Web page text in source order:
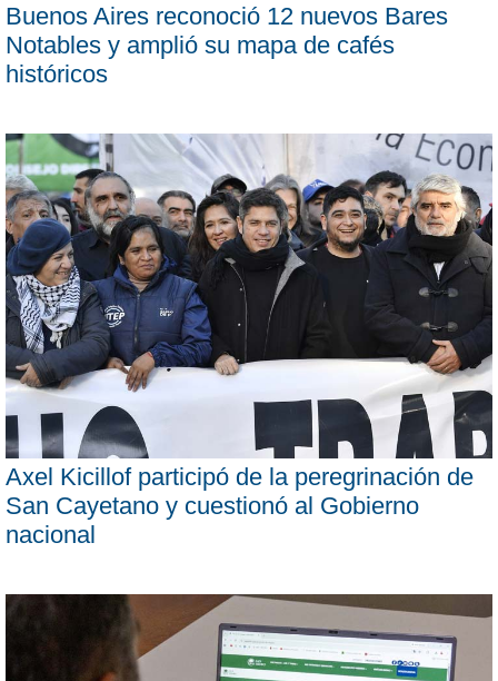
Buenos Aires reconoció 12 nuevos Bares
Notables y amplió su mapa de cafés
históricos
Axel Kicillof participó de la peregrinación de
San Cayetano y cuestionó al Gobierno
nacional